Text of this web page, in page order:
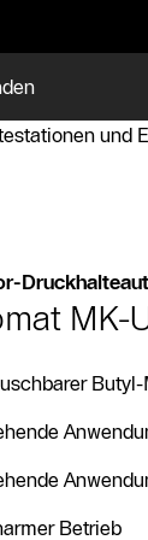
und
MK-
Betrieb